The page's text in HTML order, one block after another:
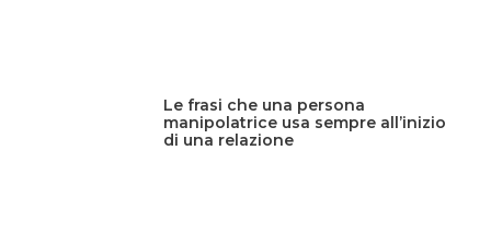
Le frasi che una persona
manipolatrice usa sempre all’inizio
di una relazione